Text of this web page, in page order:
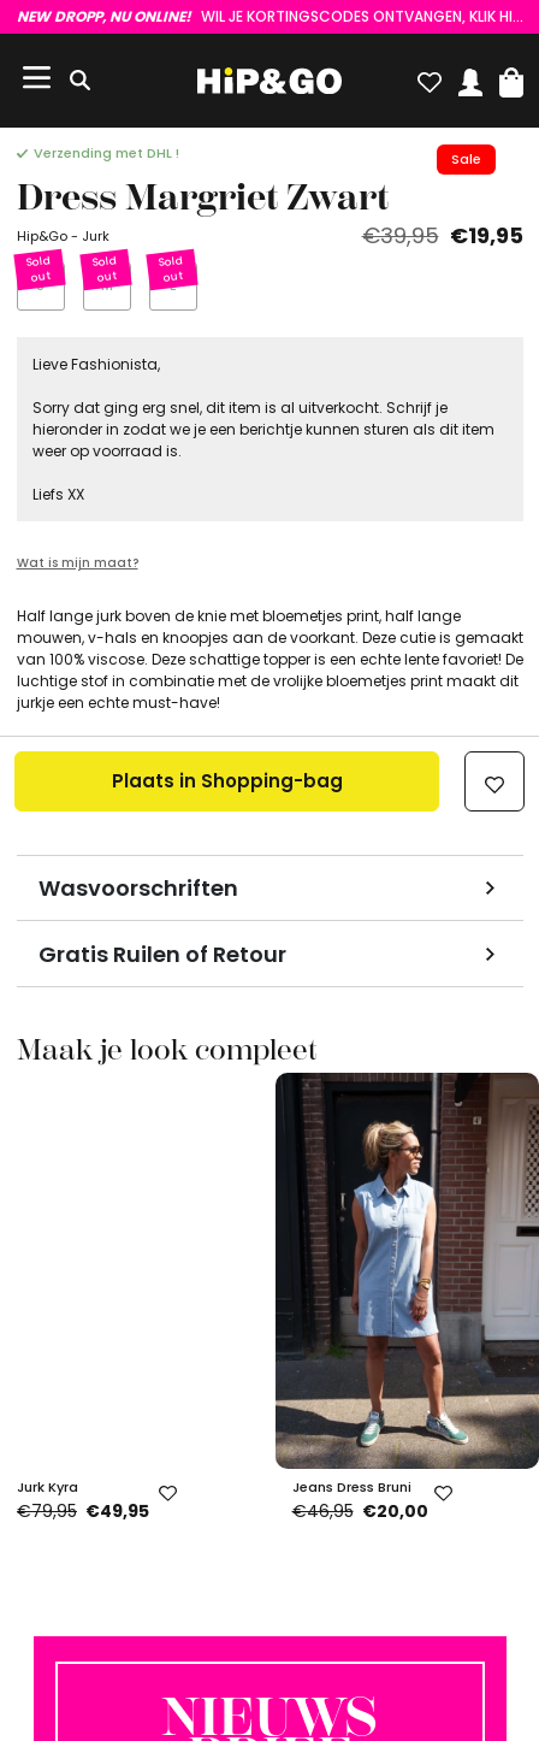
NEW DROPP, NU ONLINE! WIL JE KORTINGSCODES ONTVANGEN, KLIK HIER :)
Sale
Verzending met DHL !
Dress Margriet Zwart
Hip&Go - Jurk €39,95 €19,95
S M L
Lieve Fashionista,
Sorry dat ging erg snel, dit item is al uitverkocht. Schrijf je
hieronder in zodat we je een berichtje kunnen sturen als dit item
weer op voorraad is.
Liefs XX
Wat is mijn maat?
Half lange jurk boven de knie met bloemetjes print, half lange
mouwen, v-hals en knoopjes aan de voorkant. Deze cutie is gemaakt
van 100% viscose. Deze schattige topper is een echte lente favoriet! De
luchtige stof in combinatie met de vrolijke bloemetjes print maakt dit
jurkje een echte must-have!
Wasvoorschriften
Gratis Ruilen of Retour
Plaats in Shopping-bag
Maak je look compleet
Jurk Kyra
€79,95 €49,95
Jeans Dress Bruni
€46,95 €20,00
NIEUWS